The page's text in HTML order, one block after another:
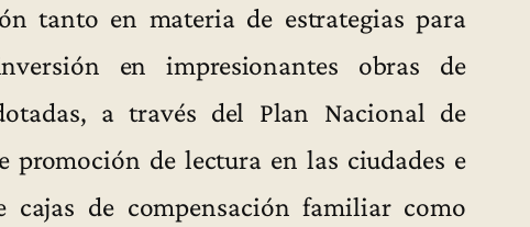
tanto en materia de estrategias para
en impresionantes obras de
a través del Plan Nacional de
promoción de lectura en las ciudades e
de compensación familiar como